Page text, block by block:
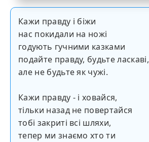
Кажи правду і біжи
нас покидали на ножі
годують гучними казками
подайте правду, будьте ласкаві,
але не будьте як чужі.
Кажи правду - і ховайся,
тільки назад не повертайся
тобі закриті всі шляхи,
тепер ми знаємо хто ти